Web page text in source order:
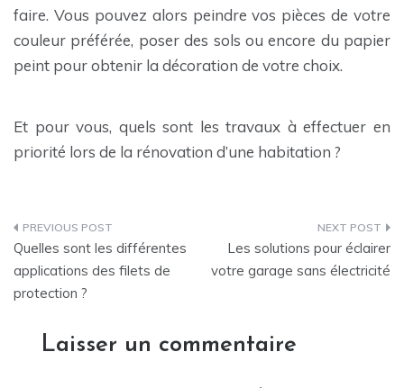
faire. Vous pouvez alors peindre vos pièces de votre
couleur préférée, poser des sols ou encore du papier
peint pour obtenir la décoration de votre choix.
Et pour vous, quels sont les travaux à effectuer en
priorité lors de la rénovation d’une habitation ?
Navigation
de
l’article
Quelles sont les différentes
applications des filets de
protection ?
Les solutions pour éclairer
votre garage sans électricité
Laisser un commentaire